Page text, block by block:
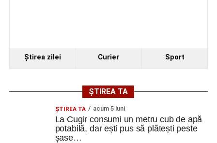
Ştirea zilei Curier Sport
ȘTIREA TA
ȘTIREA TA acum 5 luni
La Cugir consumi un metru cub de apă
potabilă, dar ești pus să plătești peste
șase…